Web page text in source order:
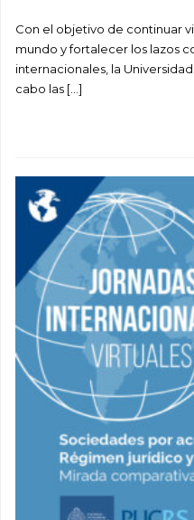
Con el objetivo de continuar
mundo y fortalecer los lazos
internacionales, la
cabo las […]